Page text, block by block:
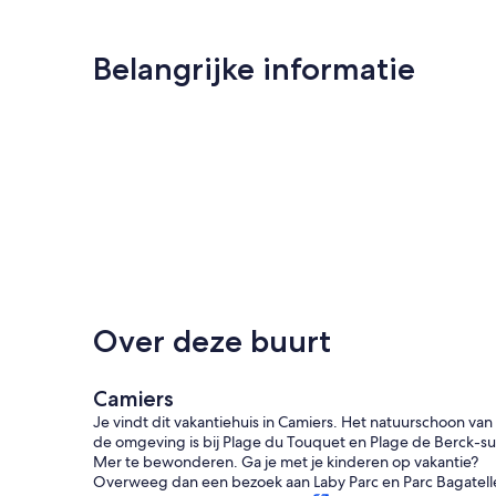
Belangrijke informatie
Over deze buurt
Camiers
Je vindt dit vakantiehuis in Camiers. Het natuurschoon van
de omgeving is bij Plage du Touquet en Plage de Berck-
Mer te bewonderen. Ga je met je kinderen op vakantie?
Overweeg dan een bezoek aan Laby Parc en Parc